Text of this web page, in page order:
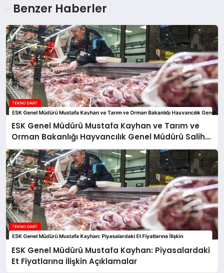
Benzer Haberler
ESK Genel Müdürü Mustafa Kayhan ve Tarım ve
Orman Bakanlığı Hayvancılık Genel Müdürü Salih
Çelik’ten Kırmızı Et Piyasasına İlişkin Açıklamalar
ESK Genel Müdürü Mustafa Kayhan: Piyasalardaki
Et Fiyatlarına İlişkin Açıklamalar